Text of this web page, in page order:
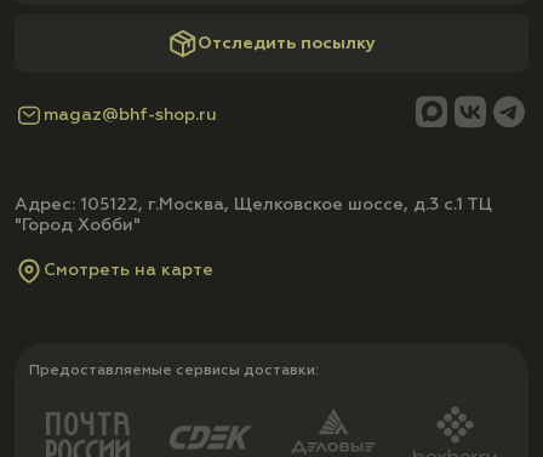
Отследить посылку
magaz@bhf-shop.ru
Адрес: 105122, г.Москва, Щелковское шоссе, д.3 с.1 ТЦ
"Город Хобби"
Смотреть на карте
Предоставляемые сервисы доставки: